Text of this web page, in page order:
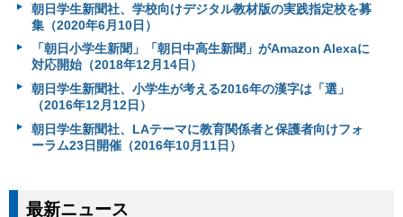
朝日学生新聞社、学校向けデジタル教材版の実践指定校を募
集（2020年6月10日）
「朝日小学生新聞」「朝日中高生新聞」がAmazon Alexaに
対応開始（2018年12月14日）
朝日学生新聞社、小学生が考える2016年の漢字は「選」
（2016年12月12日）
朝日学生新聞社、LAテーマに教育関係者と保護者向けフォ
ーラム23日開催（2016年10月11日）
最新ニュース